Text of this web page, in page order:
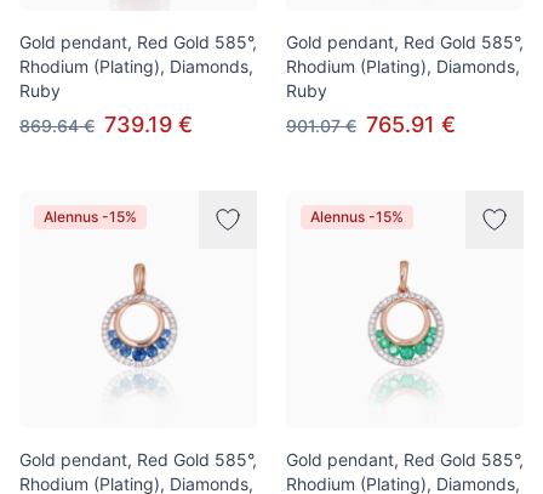
Gold pendant, Red Gold 585°,
Rhodium (Plating), Diamonds,
Ruby
869.64 € 739.19 €
Gold pendant, Red Gold 585°,
Rhodium (Plating), Diamonds,
Ruby
901.07 € 765.91 €
Alennus -15%
Gold pendant, Red Gold 585°,
Rhodium (Plating), Diamonds,
Alennus -15%
Gold pendant, Red Gold 585°,
Rhodium (Plating), Diamonds,